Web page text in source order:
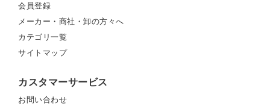
会員登録
メーカー・商社・卸の方々へ
カテゴリ一覧
サイトマップ
カスタマーサービス
お問い合わせ